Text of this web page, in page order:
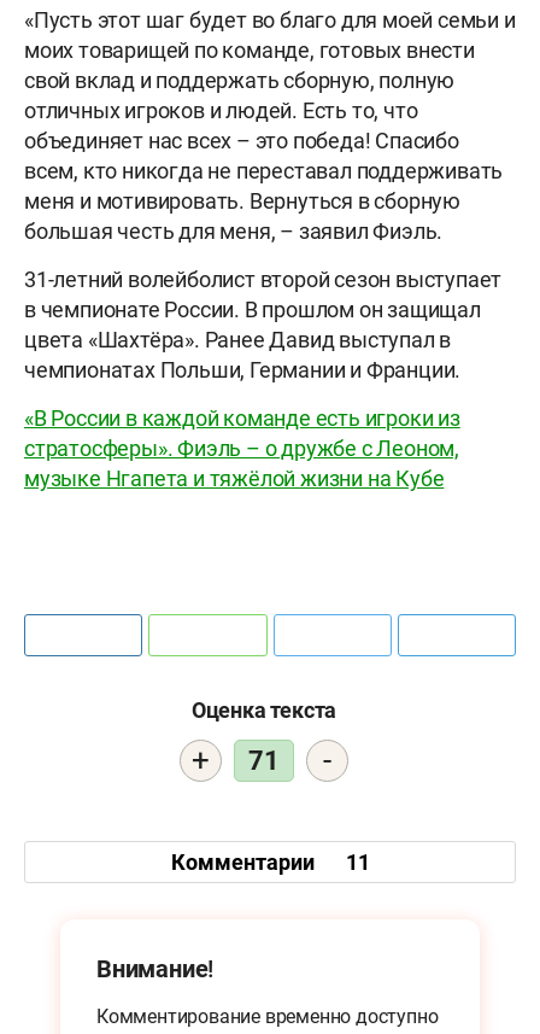
«Пусть этот шаг будет во благо для моей семьи и
моих товарищей по команде, готовых внести
свой вклад и поддержать сборную, полную
отличных игроков и людей. Есть то, что
объединяет нас всех – это победа! Спасибо
всем, кто никогда не переставал поддерживать
меня и мотивировать. Вернуться в сборную
большая честь для меня, – заявил Фиэль.
31-летний волейболист второй сезон выступает
в чемпионате России. В прошлом он защищал
цвета «Шахтёра». Ранее Давид выступал в
чемпионатах Польши, Германии и Франции.
«В России в каждой команде есть игроки из
стратосферы». Фиэль – о дружбе с Леоном,
музыке Нгапета и тяжёлой жизни на Кубе
Оценка текста
+ 71 -
Комментарии 11
Внимание!
Комментирование временно доступно